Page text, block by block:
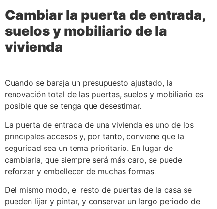
Cambiar la puerta de entrada,
suelos y mobiliario de la
vivienda
Cuando se baraja un presupuesto ajustado, la
renovación total de las puertas, suelos y mobiliario es
posible que se tenga que desestimar.
La puerta de entrada de una vivienda es uno de los
principales accesos y, por tanto, conviene que la
seguridad sea un tema prioritario. En lugar de
cambiarla, que siempre será más caro, se puede
reforzar y embellecer de muchas formas.
Del mismo modo, el resto de puertas de la casa se
pueden lijar y pintar, y conservar un largo periodo de